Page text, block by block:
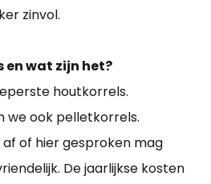
zinvol.
wat zijn het?
houtkorrels.
we ook pelletkorrels.
of hier gesproken mag
De jaarlijkse kosten